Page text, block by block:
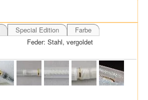
Special Edition
Farbe
Feder: Stahl, vergoldet